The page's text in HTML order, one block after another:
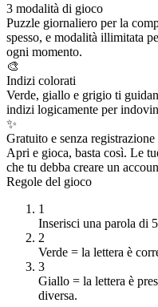
3 modalità di gioco
Puzzle giornaliero per la
spesso, e modalità illimitata
ogni momento.
🎨
Indizi colorati
Verde, giallo e grigio ti
indizi logicamente per
✨
Gratuito e senza registrazione
Apri e gioca, basta così. Le
che tu debba creare un
Regole del gioco
1
Inserisci una parola di
2
Verde = la lettera è
3
Giallo = la lettera è
diversa.